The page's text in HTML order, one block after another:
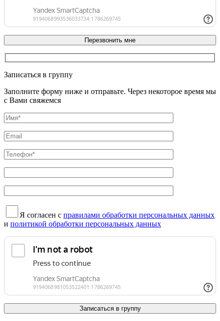
Записаться в группу
Заполните форму ниже и отправьте. Через некоторое время мы
с Вами свяжемся
Я согласен с правилами обработки персональных данных
и политикой обработки персональных данных